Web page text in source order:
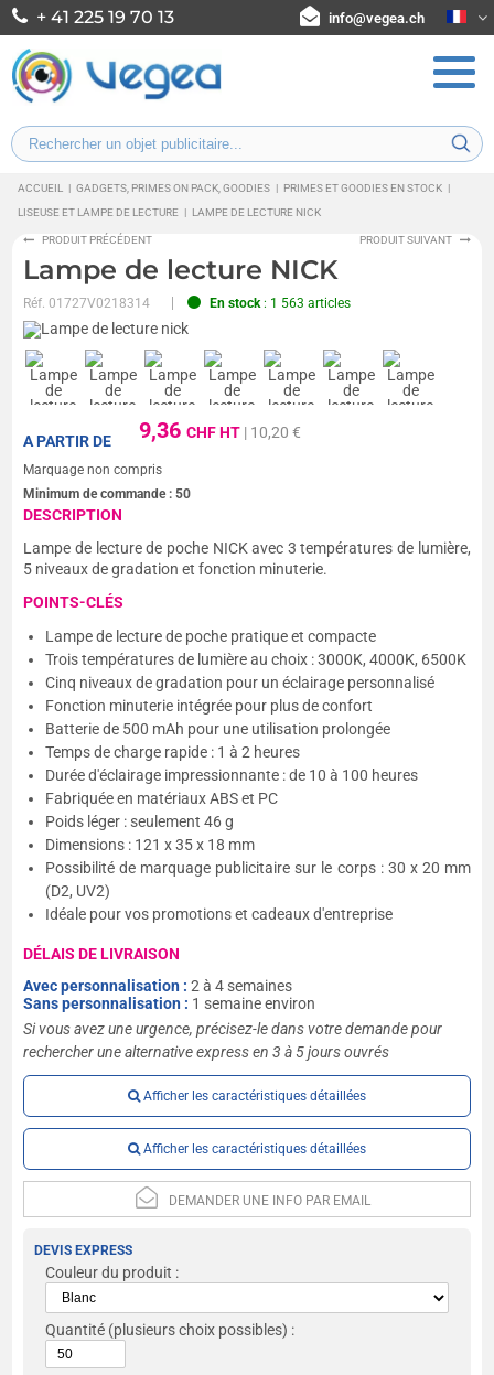
+ 41 225 19 70 13 info@vegea.ch
ACCUEIL | GADGETS, PRIMES ON PACK, GOODIES | PRIMES ET GOODIES EN STOCK |
LISEUSE ET LAMPE DE LECTURE | LAMPE DE LECTURE NICK
PRODUIT PRÉCÉDENT PRODUIT SUIVANT
Lampe de lecture NICK
Réf.01727V0218314 En stock: 1 563 articles
9,36CHF HT | 10,20 €
A PARTIR DE
Marquage non compris
Minimum de commande :50
DESCRIPTION
Lampe de lecture de poche NICK avec 3 températures de lumière,
5 niveaux de gradation et fonction minuterie.
POINTS-CLÉS
Lampe de lecture de poche pratique et compacte
Trois températures de lumière au choix : 3000K, 4000K, 6500K
Cinq niveaux de gradation pour un éclairage personnalisé
Fonction minuterie intégrée pour plus de confort
Batterie de 500 mAh pour une utilisation prolongée
Temps de charge rapide : 1 à 2 heures
Durée d'éclairage impressionnante : de 10 à 100 heures
Fabriquée en matériaux ABS et PC
Poids léger : seulement 46 g
Dimensions : 121 x 35 x 18 mm
Possibilité de marquage publicitaire sur le corps : 30 x 20 mm
(D2, UV2)
Idéale pour vos promotions et cadeaux d'entreprise
DÉLAIS DE LIVRAISON
Avec personnalisation :2 à 4 semaines
Sans personnalisation : 1 semaine environ
Si vous avez une urgence, précisez-le dans votre demande pour
rechercher une alternative express en 3 à 5 jours ouvrés
Afficher les caractéristiques détaillées
Afficher les caractéristiques détaillées
DEMANDER UNE INFO PAR EMAIL
DEVIS EXPRESS
Couleur du produit :
Quantité (plusieurs choix possibles) :